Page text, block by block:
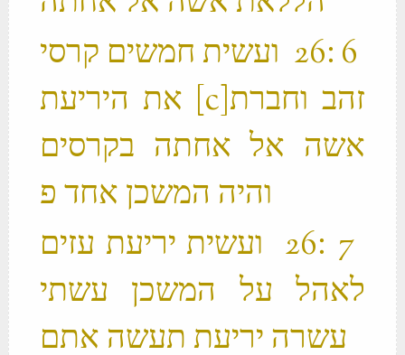
‫ 6 ׃26 ועשית חמשים קרסי
זהב וחברת‪[c]‬ את היריעת
אשה אל אחתה בקרסים
‫ 7 ׃26 ועשית יריעת עזים
לאהל על המשכן עשתי